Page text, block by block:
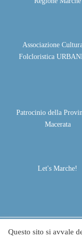
Associazione
Folcloristica
Patrocinio della
Macerata
Let's Marche!
© 2026 - Festival
Questo sito si avvale